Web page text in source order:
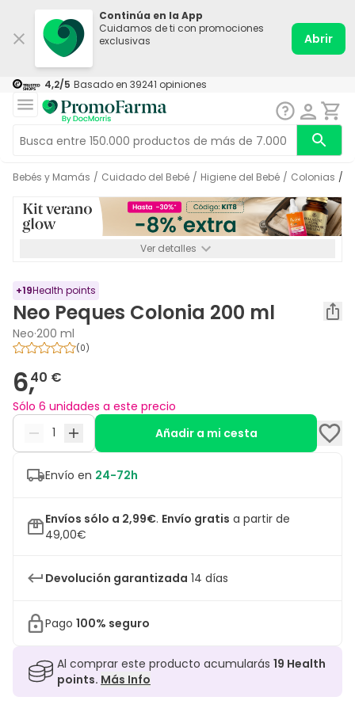
Continúa en la App
Cuidamos de ti con promociones
exclusivas
Abrir
4,2/5 Basado en 39241 opiniones
Bebés y Mamás / Cuidado del Bebé / Higiene del Bebé / Colonias /
Ver detalles
+19Health points
Neo Peques Colonia 200 ml
Neo·200 ml
(0)
6,40 €
Sólo 6 unidades a este precio
Añadir a mi cesta
Envío en 24-72h
Envíos sólo a 2,99€. Envío gratis a partir de
49,00€
Devolución garantizada 14 días
Pago 100% seguro
Al comprar este producto acumularás 19 Health
points. Más Info